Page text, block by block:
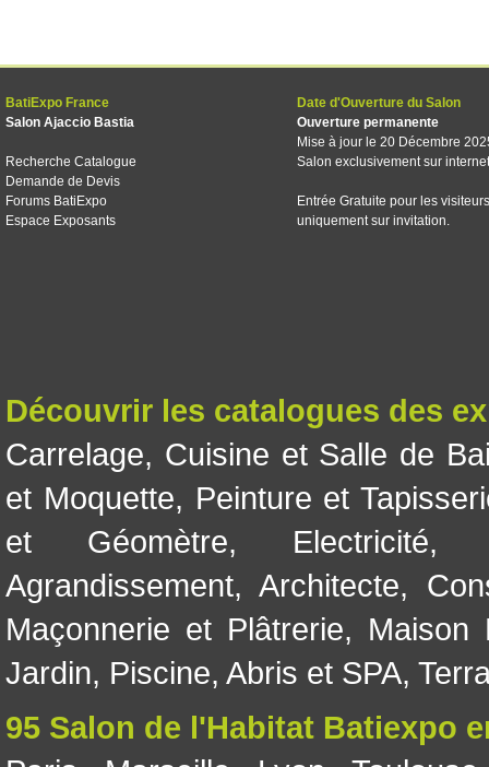
BatiExpo France
Salon Ajaccio Bastia
Recherche Catalogue
Demande de Devis
Forums BatiExpo
Espace Exposants
Date d'Ouverture du Salon
Ouverture permanente
Mise à jour le 20 Décembre
Salon exclusivement sur internet
Entrée Gratuite pour les visiteurs
uniquement sur invitation.
Découvrir les catalogues des
Carrelage, Cuisine et Salle de
et Moquette, Peinture et
et Géomètre, Electricité
Agrandissement, Architecte,
Maçonnerie et Plâtrerie, Maison
Jardin, Piscine, Abris et SPA,
95 Salon de l'Habitat Batiexpo